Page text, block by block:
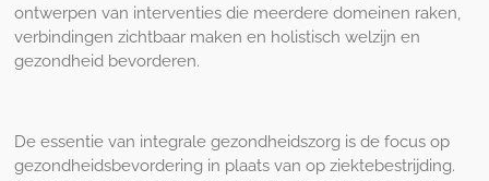
ontwerpen van interventies die meerdere domeinen raken,
verbindingen zichtbaar maken en holistisch welzijn en
gezondheid bevorderen.
De essentie van integrale gezondheidszorg is de focus op
gezondheidsbevordering in plaats van op ziektebestrijding.